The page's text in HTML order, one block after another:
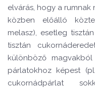
elvárás, hogy a
közben előálló
melasz), esetleg
tisztán
különböző
párlatokhoz képest
cukornádpárlat